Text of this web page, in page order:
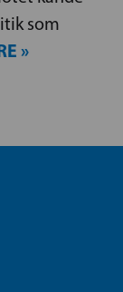
som
»